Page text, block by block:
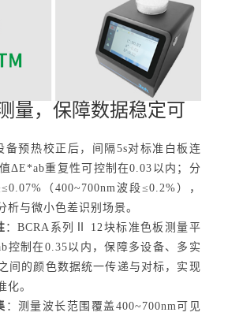
量，保障数据稳定可
备预热校正后，间隔5s对标准白板连
ΔE*ab重复性可控制在0.03以内；分
（400~700nm波段≤0.2%），
析与微小色差识别场景。
：BCRA系列Ⅱ 12块标准色板测量平
控制在0.35以内，保障多设备、多实
间的颜色数据统一传递与对标，实现
化。
：测量波长范围覆盖400~700nm可见